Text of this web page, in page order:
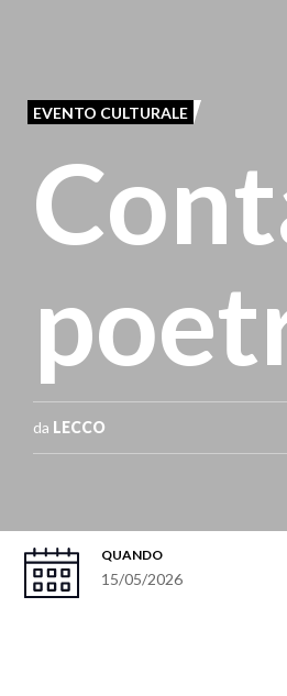
EVENTO CULTURALE
da LECCO
QUANDO
15/05/2026